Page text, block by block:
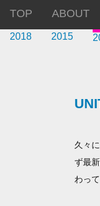
TOP ABOUT
2018 2015
久々
ず最
わっ